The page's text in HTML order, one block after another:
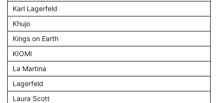
Karl Lagerfeld
Khujo
Kings on Earth
KIOMI
La Martina
Lagerfeld
Laura Scott